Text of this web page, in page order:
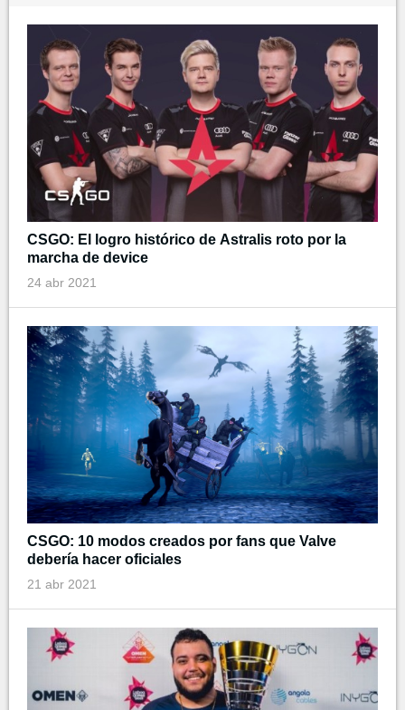
CSGO: El logro histórico de Astralis roto por la
marcha de device
24 abr 2021
CSGO: 10 modos creados por fans que Valve
debería hacer oficiales
21 abr 2021